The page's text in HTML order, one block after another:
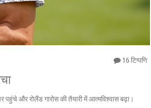
16 टिप्पणि
और रोलैंड गारोस की तैयारी में आत्मविश्वास बढ़ा।